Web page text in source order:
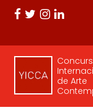
de Arte